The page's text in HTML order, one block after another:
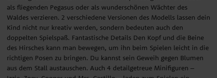
als fliegenden Pegasus oder als wunderschönen Wächter des
Waldes verzieren. 2 verschiedene Versionen des Modells lassen dein
Kind nicht nur kreativ werden, sondern bedeuten auch den
doppelten Spielspaß. Fantastische Details Den Kopf und die Beine
des Hirsches kann man bewegen, um ihn beim Spielen leicht in die
richtigen Posen zu bringen. Du kannst sein Geweih gegen Blumen
aus dem Stall austauschen. Auch 4 detailgetreue Minifiguren –